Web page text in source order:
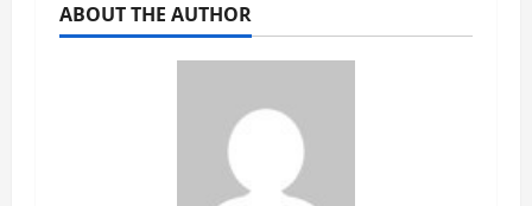
ABOUT THE AUTHOR